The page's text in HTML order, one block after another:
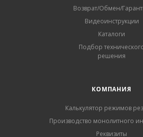
Возврат/Обмен/
Видеоинструкции
Каталоги
Подбор
решения
КОМПАНИЯ
Калькулятор режимов
Производство монолитного
Реквизиты